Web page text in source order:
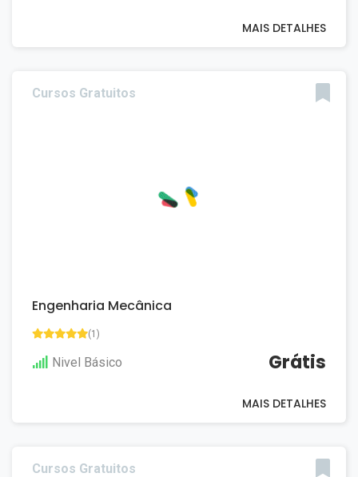
MAIS DETALHES
Cursos Gratuitos
Engenharia Mecânica
(1)
Nivel Básico Grátis
MAIS DETALHES
Cursos Gratuitos